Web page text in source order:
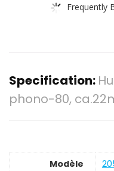
Frequently
Specification:
phono-80,
Modèle